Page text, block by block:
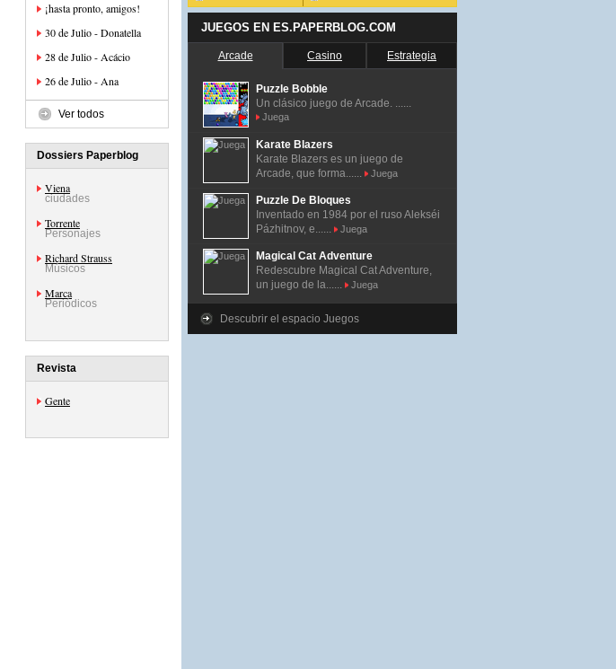
¡hasta pronto, amigos!
30 de Julio - Donatella
28 de Julio - Acácio
26 de Julio - Ana
Ver todos
Dossiers Paperblog
Viena
ciudades
Torrente
Personajes
Richard Strauss
Músicos
Marca
Periódicos
Revista
Gente
JUEGOS EN ES.PAPERBLOG.COM
Arcade Casino Estrategia
Puzzle Bobble
Un clásico juego de Arcade. ......
Juega
Karate Blazers
Karate Blazers es un juego de
Arcade, que forma......
Juega
Puzzle De Bloques
Inventado en 1984 por el ruso Alekséi
Pázhitnov, e......
Juega
Magical Cat Adventure
Redescubre Magical Cat Adventure,
un juego de la......
Juega
Descubrir el espacio Juegos